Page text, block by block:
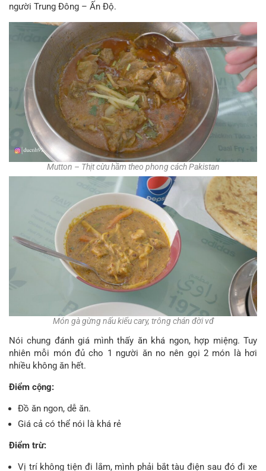
người Trung Đông – Ấn Độ.
Mutton – Thịt cừu hầm theo phong cách Pakistan
Món gà gừng nấu kiểu cary, trông chán đời vđ
Nói chung đánh giá mình thấy ăn khá ngon, hợp miệng. Tuy
nhiên mỗi món đủ cho 1 người ăn no nên gọi 2 món là hơi
nhiều không ăn hết.
Điểm cộng:
Đồ ăn ngon, dễ ăn.
Giá cả có thể nói là khá rẻ
Điểm trừ:
Vị trí không tiện đi lắm, mình phải bắt tàu điện sau đó đi xe